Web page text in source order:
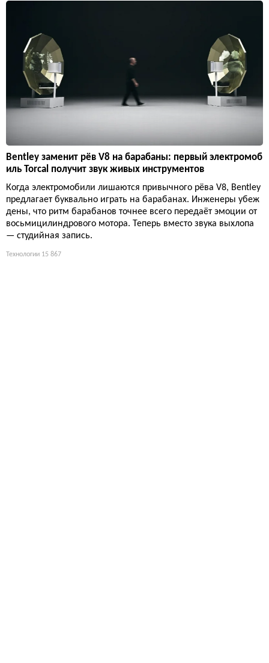
Bentley заменит рёв V8 на барабаны: первый электромоб
иль Torcal получит звук живых инструментов
Когда электромобили лишаются привычного рёва V8, Bentley
предлагает буквально играть на барабанах. Инженеры убеж
дены, что ритм барабанов точнее всего передаёт эмоции от
восьмицилиндрового мотора. Теперь вместо звука выхлопа
— студийная запись.
Технологии 15 867